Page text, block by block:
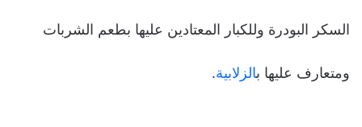
السكر البودرة وللكبار المعتادين عليها بطعم الشربات
ومتعارف عليها بالزلابية.